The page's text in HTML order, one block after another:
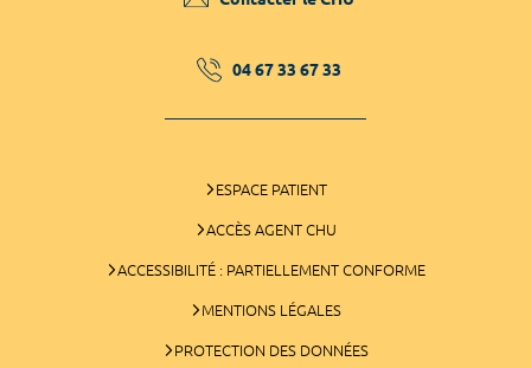
04 67 33 67 33
ESPACE PATIENT
ACCÈS AGENT CHU
ACCESSIBILITÉ : PARTIELLEMENT CONFORME
MENTIONS LÉGALES
PROTECTION DES DONNÉES